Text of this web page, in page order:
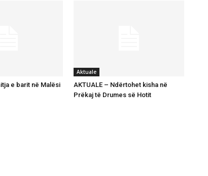
e barit në Malësi
Aktuale
AKTUALE – Ndërtohet kisha në
Prëkaj të Drumes së Hotit